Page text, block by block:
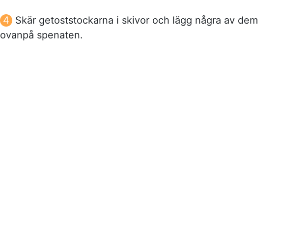
Skär getoststockarna i skivor och lägg några av dem
ovanpå spenaten.